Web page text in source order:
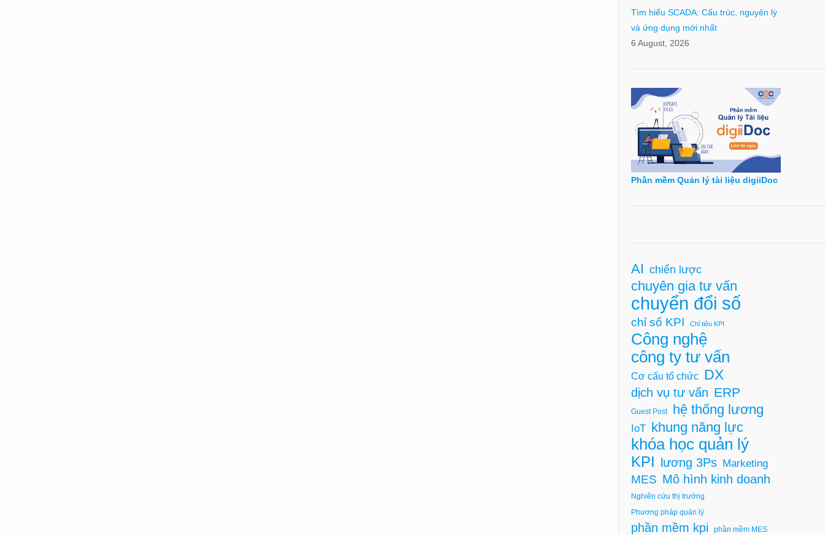
Tìm hiểu SCADA: Cấu trúc, nguyên lý
và ứng dụng mới nhất
6 August, 2026
Phần mềm Quản lý tài liệu digiiDoc
AI chiến lược
chuyên gia tư vấn
chuyển đổi số
chỉ số KPI Chỉ tiêu KPI
Công nghệ
công ty tư vấn
Cơ cấu tổ chức DX
dịch vụ tư vấn ERP
Guest Post hệ thống lương
IoT khung năng lực
khóa học quản lý
KPI lương 3Ps Marketing
MES Mô hình kinh doanh
Nghiên cứu thị trường
Phương pháp quản lý
phần mềm kpi phần mềm MES